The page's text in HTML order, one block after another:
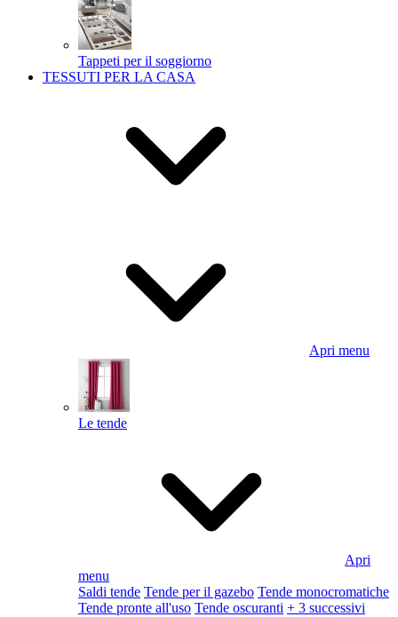
Tappeti per il soggiorno
TESSUTI PER LA CASA
Apri menu
Le tende
Apri
menu
Saldi tende Tende per il gazebo Tende monocromatiche
Tende pronte all'uso Tende oscuranti + 3 successivi